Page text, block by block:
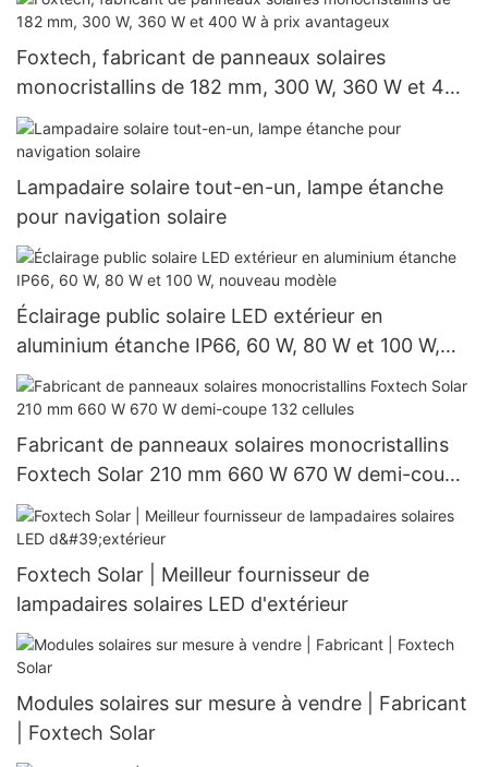
Foxtech, fabricant de panneaux solaires
monocristallins de 182 mm, 300 W, 360 W et 400
W à prix avantageux
Lampadaire solaire tout-en-un, lampe étanche
pour navigation solaire
Éclairage public solaire LED extérieur en
aluminium étanche IP66, 60 W, 80 W et 100 W,
nouveau modèle
Fabricant de panneaux solaires monocristallins
Foxtech Solar 210 mm 660 W 670 W demi-coupe
132 cellules
Foxtech Solar | Meilleur fournisseur de
lampadaires solaires LED d'extérieur
Modules solaires sur mesure à vendre | Fabricant
| Foxtech Solar